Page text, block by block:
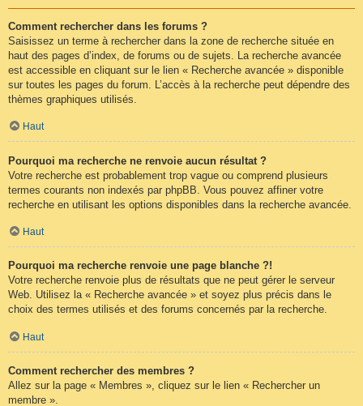
Comment rechercher dans les forums ?
Saisissez un terme à rechercher dans la zone de recherche située en
haut des pages d’index, de forums ou de sujets. La recherche avancée
est accessible en cliquant sur le lien « Recherche avancée » disponible
sur toutes les pages du forum. L’accès à la recherche peut dépendre des
thèmes graphiques utilisés.
Haut
Pourquoi ma recherche ne renvoie aucun résultat ?
Votre recherche est probablement trop vague ou comprend plusieurs
termes courants non indexés par phpBB. Vous pouvez affiner votre
recherche en utilisant les options disponibles dans la recherche avancée.
Haut
Pourquoi ma recherche renvoie une page blanche ?!
Votre recherche renvoie plus de résultats que ne peut gérer le serveur
Web. Utilisez la « Recherche avancée » et soyez plus précis dans le
choix des termes utilisés et des forums concernés par la recherche.
Haut
Comment rechercher des membres ?
Allez sur la page « Membres », cliquez sur le lien « Rechercher un
membre ».